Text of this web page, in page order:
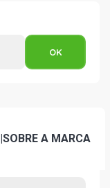
|SOBRE A MARCA